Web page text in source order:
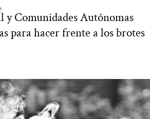
y Comunidades Autónomas
para hacer frente a los brotes